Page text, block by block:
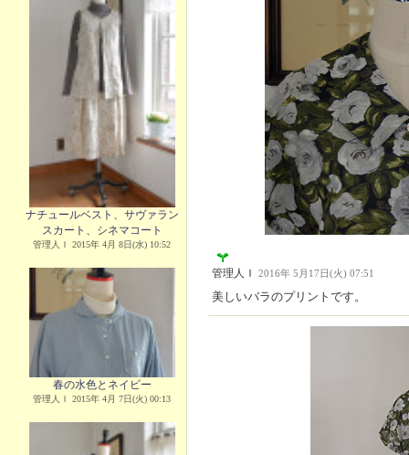
ナチュールベスト、サヴァラン
スカート、シネマコート
管理人Ｉ 2015年 4月 8日(水) 10:52
春の水色とネイビー
管理人Ｉ 2015年 4月 7日(火) 00:13
管理人Ｉ 2016年 5月17日(火) 07:51
美しいバラのプリントです。